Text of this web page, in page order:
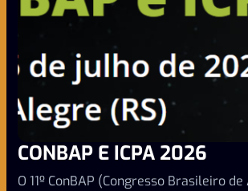
CONBAP E ICPA 2026
O 11º ConBAP (Congresso Brasileiro